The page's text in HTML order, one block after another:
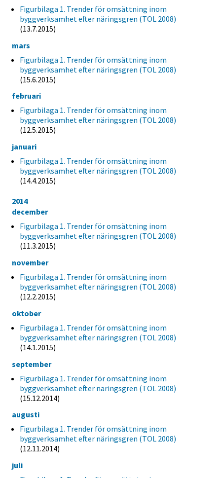
Figurbilaga 1. Trender för omsättning inom
byggverksamhet efter näringsgren (TOL 2008)
(13.7.2015)
mars
Figurbilaga 1. Trender för omsättning inom
byggverksamhet efter näringsgren (TOL 2008)
(15.6.2015)
februari
Figurbilaga 1. Trender för omsättning inom
byggverksamhet efter näringsgren (TOL 2008)
(12.5.2015)
januari
Figurbilaga 1. Trender för omsättning inom
byggverksamhet efter näringsgren (TOL 2008)
(14.4.2015)
2014
december
Figurbilaga 1. Trender för omsättning inom
byggverksamhet efter näringsgren (TOL 2008)
(11.3.2015)
november
Figurbilaga 1. Trender för omsättning inom
byggverksamhet efter näringsgren (TOL 2008)
(12.2.2015)
oktober
Figurbilaga 1. Trender för omsättning inom
byggverksamhet efter näringsgren (TOL 2008)
(14.1.2015)
september
Figurbilaga 1. Trender för omsättning inom
byggverksamhet efter näringsgren (TOL 2008)
(15.12.2014)
augusti
Figurbilaga 1. Trender för omsättning inom
byggverksamhet efter näringsgren (TOL 2008)
(12.11.2014)
juli